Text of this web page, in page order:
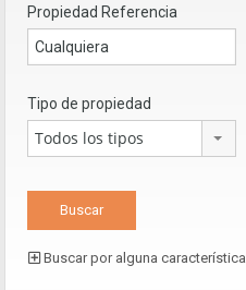
Propiedad Referencia
Tipo de propiedad
Todos los tipos
Buscar por alguna característica